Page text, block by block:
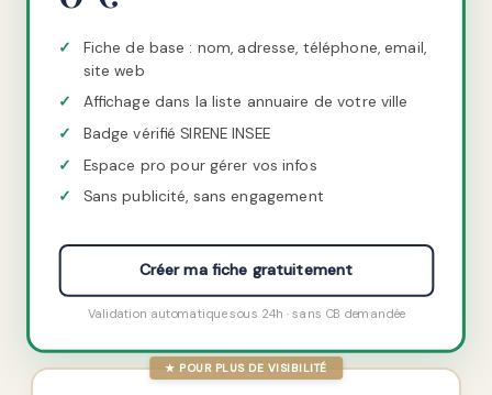
✓ Fiche de base : nom, adresse, téléphone, email,
site web
✓ Affichage dans la liste annuaire de votre ville
✓ Badge vérifié SIRENE INSEE
✓ Espace pro pour gérer vos infos
✓ Sans publicité, sans engagement
Créer ma fiche gratuitement
Validation automatique sous 24h · sans CB demandée
★ POUR PLUS DE VISIBILITÉ